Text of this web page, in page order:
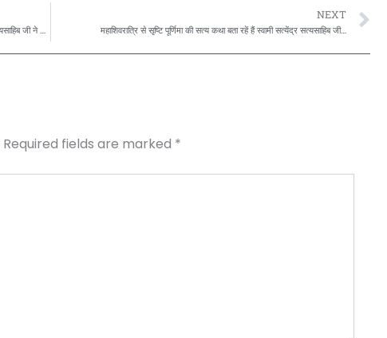
26 जनवरी गणतंत्र दिवस महापर्व पर सत्यास्मि मिशन की और से स्वामी सत्येंद्र सत्यसाहिब जी ने अपनी रचित दो कविताओं के माध्यम से अपनी राष्टीय शुभकामनाएं इस प्रकार से दी है की…
NEXT
महाशिवरात्रि से सृष्टि पूर्णिमा की सत्य कथा बता रहें हैं स्वामी सत्येंद्र सत्यसाहिब जी…
Required fields are marked *